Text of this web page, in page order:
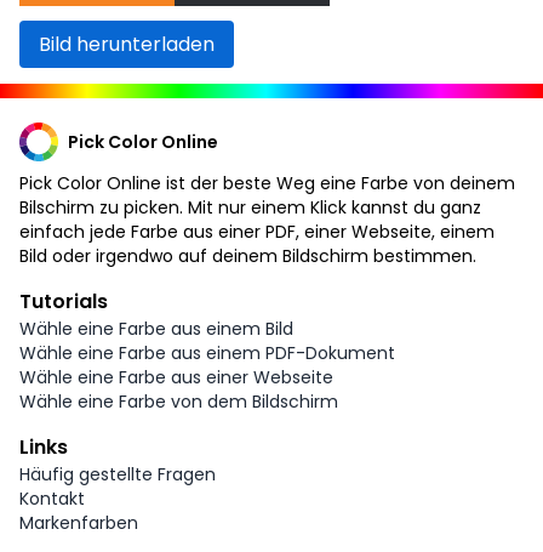
Bild herunterladen
Pick Color Online
Pick Color Online ist der beste Weg eine Farbe von deinem
Bilschirm zu picken. Mit nur einem Klick kannst du ganz
einfach jede Farbe aus einer PDF, einer Webseite, einem
Bild oder irgendwo auf deinem Bildschirm bestimmen.
Tutorials
Wähle eine Farbe aus einem Bild
Wähle eine Farbe aus einem PDF-Dokument
Wähle eine Farbe aus einer Webseite
Wähle eine Farbe von dem Bildschirm
Links
Häufig gestellte Fragen
Kontakt
Markenfarben